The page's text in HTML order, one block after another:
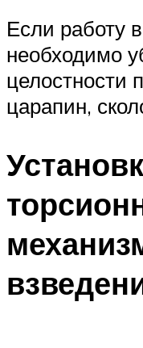
Если работу
необходимо
целостности
царапин,